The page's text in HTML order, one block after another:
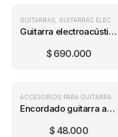
GUITARRAS GUITARRAS ELECTROACÚSTICAS
Guitarra electroacústica Ayson BL380C SB
$690.000
Encordado guitarra acústica Ernie ball 2003 (12-54)
$ 48.000